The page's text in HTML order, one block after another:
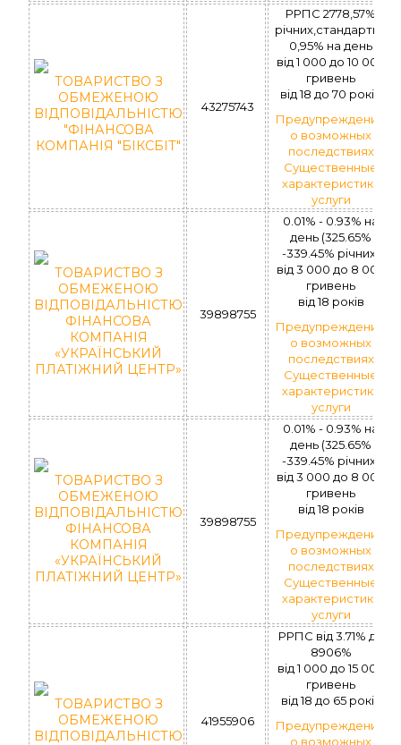
ТОВАРИСТВО З
ОБМЕЖЕНОЮ
ВІДПОВІДАЛЬНІСТЮ
"ФІНАНСОВА
КОМПАНІЯ "БІКСБІТ"
43275743
РРПС 2778,57%
річних,стандартна
0,95% на день
вiд 1 000 до 10 000
гривень
вiд 18 до 70 рокiв
Предупреждение
о возможных
последствиях
Существенные
характеристики
услуги
ТОВАРИСТВО З
ОБМЕЖЕНОЮ
ВІДПОВІДАЛЬНІСТЮ
ФІНАНСОВА
КОМПАНІЯ
«УКРАЇНСЬКИЙ
ПЛАТІЖНИЙ ЦЕНТР»
39898755
0.01% - 0.93% на
день (325.65%
-339.45% річних)
вiд 3 000 до 8 000
гривень
вiд 18 рокiв
Предупреждение
о возможных
последствиях
Существенные
характеристики
услуги
ТОВАРИСТВО З
ОБМЕЖЕНОЮ
ВІДПОВІДАЛЬНІСТЮ
ФІНАНСОВА
КОМПАНІЯ
«УКРАЇНСЬКИЙ
ПЛАТІЖНИЙ ЦЕНТР»
39898755
0.01% - 0.93% на
день (325.65%
-339.45% річних)
вiд 3 000 до 8 000
гривень
вiд 18 рокiв
Предупреждение
о возможных
последствиях
Существенные
характеристики
услуги
ТОВАРИСТВО З
ОБМЕЖЕНОЮ
ВІДПОВІДАЛЬНІСТЮ
41955906
РРПС від 3.71% до
8906%
вiд 1 000 до 15 000
гривень
вiд 18 до 65 рокiв
Предупреждение
о возможных